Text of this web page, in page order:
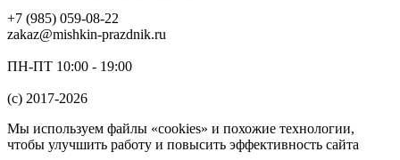
+7 (985) 059-08-22
zakaz@mishkin-prazdnik.ru
ПН-ПТ 10:00 - 19:00
(c) 2017-2026
Мы используем файлы «cookies» и похожие технологии,
чтобы улучшить работу и повысить эффективность сайта